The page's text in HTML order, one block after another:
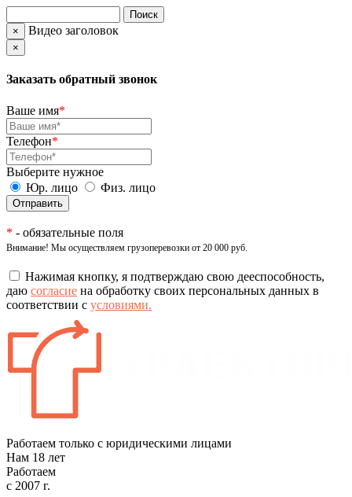
× Видео заголовок
×
Заказать обратный звонок
Ваше имя*
Телефон*
Выберите нужное
Юр. лицо
Физ. лицо
* - обязательные поля
Внимание! Мы осуществляем грузоперевозки от 20 000 руб.
Нажимая кнопку, я подтверждаю свою дееспособность,
даю согласие на обработку своих персональных данных в
соответствии с условиями.
Работаем только с юридическими лицами
Нам 18 лет
Работаем
с 2007 г.